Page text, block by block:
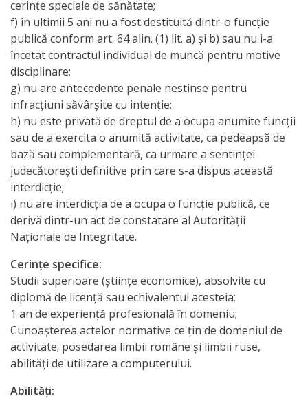
candidaților
admiși
la
interviu
Lista
candidaților
care
au
promovat
concursul
Condițiile
de
bază
pentru
a
cerinţe speciale de sănătate;
f) în ultimii 5 ani nu a fost destituită dintr-o funcţie
publică conform art. 64 alin. (1) lit. a) şi b) sau nu i-a
încetat contractul individual de muncă pentru motive
disciplinare;
g) nu are antecedente penale nestinse pentru
infracţiuni săvârşite cu intenţie;
h) nu este privată de dreptul de a ocupa anumite funcţii
sau de a exercita o anumită activitate, ca pedeapsă de
bază sau complementară, ca urmare a sentinţei
judecătoreşti definitive prin care s-a dispus această
interdicţie;
i) nu are interdicţia de a ocupa o funcţie publică, ce
derivă dintr-un act de constatare al Autorităţii
Naţionale de Integritate.
Cerinţe specifice:
Studii superioare (ştiinţe economice), absolvite cu
diplomă de licenţă sau echivalentul acesteia;
1 an de experienţă profesională în domeniu;
Cunoaşterea actelor normative ce ţin de domeniul de
activitate; posedarea limbii române şi limbii ruse,
abilităţi de utilizare a computerului.
Abilităţi: